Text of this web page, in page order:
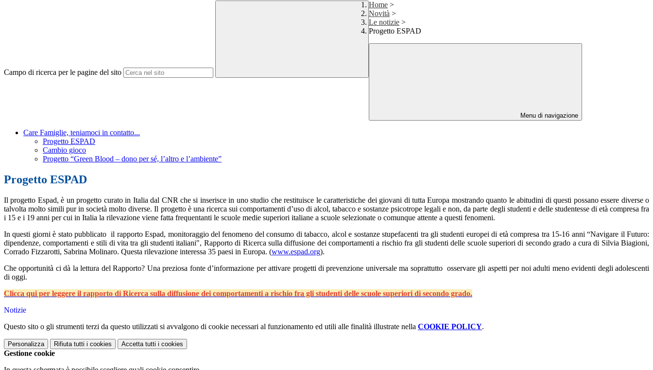
Campo di ricerca per le pagine del sito
Home >
Novità >
Le notizie >
Progetto ESPAD
Menu di navigazione
Care Famiglie, teniamoci in contatto...
Progetto ESPAD
Cambio gioco
Progetto “Green Blood – dono per sé, l’altro e l’ambiente”
Progetto ESPAD
Il progetto Espad, è un progetto curato in Italia dal CNR che si inserisce in uno studio che restituisce le caratteristiche dei giovani di tutta Europa mostrando quanto le abitudini di questi possano essere diverse o
talvolta molto simili pur in società molto diverse. Il progetto è una ricerca sui comportamenti d’uso di alcol, tabacco e sostanze psicotrope legali e non, da parte degli studenti e delle studentesse di età compresa fra
i 15 e i 19 anni per cui in Italia la rilevazione viene fatta frequentanti le scuole medie superiori italiane a scuole selezionate o comunque attente a questi fenomeni.
In questi giorni è stato pubblicato il rapporto Espad, monitoraggio del fenomeno del consumo di tabacco, alcol e sostanze stupefacenti tra gli studenti europei di età compresa tra 15-16 anni “Navigare il Futuro:
dipendenze, comportamenti e stili di vita tra gli studenti italiani", Rapporto di Ricerca sulla diffusione dei comportamenti a rischio fra gli studenti delle scuole superiori di secondo grado a cura di Silvia Biagioni,
Corrado Fizzarotti, Sabrina Molinaro. Questa rilevazione interessa 35 paesi in Europa. (www.espad.org).
Che opportunità ci dà la lettura del Rapporto? Una preziosa fonte d’informazione per attivare progetti di prevenzione universale ma soprattutto osservare gli aspetti per noi adulti meno evidenti degli adolescenti
di oggi.
Clicca qui per leggere il rapporto di Ricerca sulla diffusione dei comportamenti a rischio fra gli studenti delle scuole superiori di secondo grado.
Notizie
Questo sito o gli strumenti terzi da questo utilizzati si avvalgono di cookie necessari al funzionamento ed utili alle finalità illustrate nella COOKIE POLICY.
Personalizza Rifiuta tutti i cookies Accetta tutti i cookies
Gestione cookie